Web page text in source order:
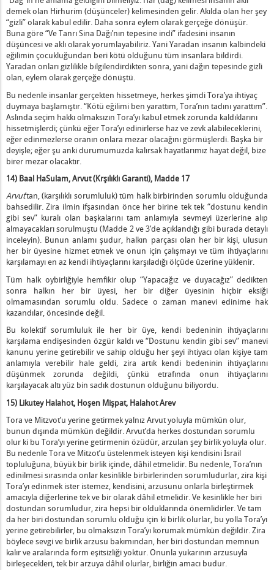
demek olan Hirhurim (düşünceler) kelimesinden gelir. Akılda olan her şey
“gizli” olarak kabul edilir. Daha sonra eylem olarak gerçeğe dönüşür.
Buna göre “Ve Tanrı Sina Dağı’nın tepesine indi” ifadesini insanın
düşüncesi ve aklı olarak yorumlayabiliriz. Yani Yaradan insanın kalbindeki
eğilimin çocukluğundan beri kötü olduğunu tüm insanlara bildirdi.
Yaradan onları gizlilikle bilgilendirdikten sonra, yani dağın tepesinde gizli
olan, eylem olarak gerçeğe dönüştü.
Bu nedenle insanlar gerçekten hissetmeye, herkes şimdi Tora’ya ihtiyaç
duymaya başlamıştır. “Kötü eğilimi ben yarattım, Tora’nın tadını yarattım”.
Aslında seçim hakkı olmaksızın Tora’yı kabul etmek zorunda kaldıklarını
hissetmişlerdi; çünkü eğer Tora’yı edinirlerse haz ve zevk alabileceklerini,
eğer edinmezlerse oranın onlara mezar olacağını görmüşlerdi. Başka bir
deyişle; eğer şu anki durumumuzda kalırsak hayatlarımız hayat değil, bize
birer mezar olacaktır.
14) Baal HaSulam, Arvut (Krşılıklı Garanti), Madde 17
Arvut’tan, (karşılıklı sorumluluk) tüm halk birbirinden sorumlu olduğunda
bahsedilir. Zira ilmin ifşasından önce her birine tek tek “dostunu kendin
gibi sev” kuralı olan başkalarını tam anlamıyla sevmeyi üzerlerine alıp
almayacakları sorulmuştu (Madde 2 ve 3’de açıklandığı gibi burada detaylı
inceleyin). Bunun anlamı şudur, halkın parçası olan her bir kişi, ulusun
her bir üyesine hizmet etmek ve onun için çalışmayı ve tüm ihtiyaçlarını
karşılamayı en az kendi ihtiyaçlarını karşıladığı ölçüde üzerine yüklenir.
Tüm halk oybirliğiyle hemfikir olup “Yapacağız ve duyacağız” dedikten
sonra halkın her bir üyesi, her bir diğer üyesinin hiçbir eksiği
olmamasından sorumlu oldu. Sadece o zaman manevi edinime hak
kazandılar, öncesinde değil.
Bu kolektif sorumluluk ile her bir üye, kendi bedeninin ihtiyaçlarını
karşılama endişesinden özgür kaldı ve “Dostunu kendin gibi sev” manevi
kanunu yerine getirebilir ve sahip olduğu her şeyi ihtiyacı olan kişiye tam
anlamıyla verebilir hale geldi, zira artık kendi bedeninin ihtiyaçlarını
düşünmek zorunda değildi, çünkü etrafında onun ihtiyaçlarını
karşılayacak altı yüz bin sadık dostunun olduğunu biliyordu.
15) Likutey Halahot, Hoşen Mişpat, Halahot Arev
Tora ve Mitzvot’u yerine getirmek yalnız Arvut yoluyla mümkün olur,
bunun dışında mümkün değildir. Arvut’da herkes dostundan sorumlu
olur ki bu Tora’yı yerine getirmenin özüdür, arzulan şey birlik yoluyla olur.
Bu nedenle Tora ve Mitzot’u üstelenmek isteyen kişi kendisini İsrail
topluluğuna, büyük bir birlik içinde, dâhil etmelidir. Bu nedenle, Tora’nın
edinilmesi sırasında onlar kesinlikle birbirlerinden sorumludurlar, zira kişi
Tora’yı edinmek ister istemez, kendisini, arzusunu onlarla birleştirmek
amacıyla diğerlerine tek ve bir olarak dâhil etmelidir. Ve kesinlikle her biri
dostundan sorumludur, zira hepsi bir olduklarında önemlidirler. Ve tam
da her biri dostundan sorumlu olduğu için ki birlik olurlar, bu yolla Tora’yı
yerine getirebilirler, bu olmaksızın Tora’yı korumak mümkün değildir. Zira
böylece sevgi ve birlik arzusu bakımından, her biri dostundan memnun
kalır ve aralarında form eşitsizliği yoktur. Onunla yukarının arzusuyla
birleşecekleri, tek bir arzuya dâhil olurlar, birliğin amacı budur.